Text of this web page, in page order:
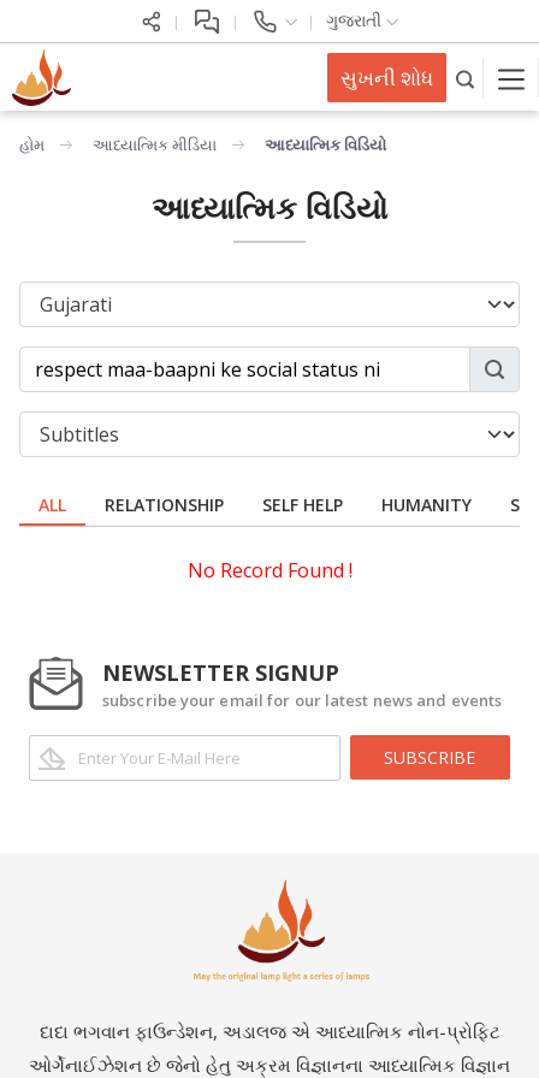
ગુજરાતી
સુખની શોધ
હોમ આધ્યાત્મિક મીડિયા આધ્યાત્મિક વિડિયો
આધ્યાત્મિક વિડિયો
ALL RELATIONSHIP SELF HELP HUMANITY
No Record Found !
NEWSLETTER SIGNUP
subscribe your email for our latest news and events
SUBSCRIBE
દાદા ભગવાન ફાઉન્ડેશન, અડાલજ એ આધ્યાત્મિક નોન-પ્રોફિટ
ઓર્ગેનાઈઝેશન છે જેનો હેતુ અક્રમ વિજ્ઞાનના આધ્યાત્મિક વિજ્ઞાન